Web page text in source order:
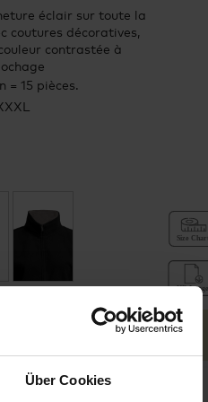
Über Cookies
éclair sur toute la
coutures décoratives,
contrastée à
= 15 pièces.